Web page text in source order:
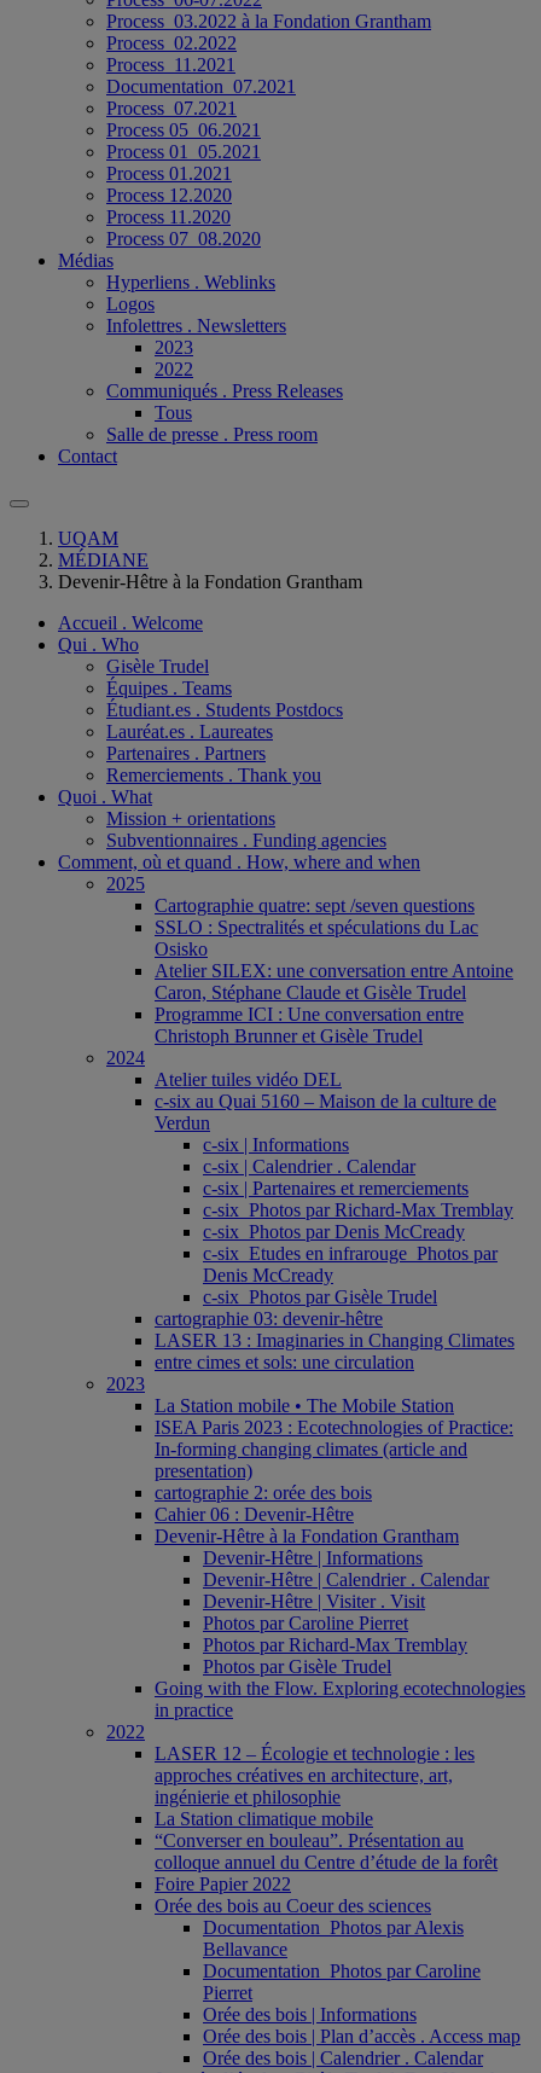
Process_03.2022 à la Fondation Grantham
Process_02.2022
Process_11.2021
Documentation_07.2021
Process_07.2021
Process 05_06.2021
Process 01_05.2021
Process 01.2021
Process 12.2020
Process 11.2020
Process 07_08.2020
Médias
Hyperliens . Weblinks
Logos
Infolettres . Newsletters
2023
2022
Communiqués . Press Releases
Tous
Salle de presse . Press room
Contact
UQAM
MÉDIANE
Devenir-Hêtre à la Fondation Grantham
Accueil . Welcome
Qui . Who
Gisèle Trudel
Équipes . Teams
Étudiant.es . Students Postdocs
Lauréat.es . Laureates
Partenaires . Partners
Remerciements . Thank you
Quoi . What
Mission + orientations
Subventionnaires . Funding agencies
Comment, où et quand . How, where and when
2025
Cartographie quatre: sept /seven questions
SSLO : Spectralités et spéculations du Lac
Osisko
Atelier SILEX: une conversation entre Antoine
Caron, Stéphane Claude et Gisèle Trudel
Programme ICI : Une conversation entre
Christoph Brunner et Gisèle Trudel
2024
Atelier tuiles vidéo DEL
c-six au Quai 5160 – Maison de la culture de
Verdun
c-six | Informations
c-six | Calendrier . Calendar
c-six | Partenaires et remerciements
c-six_Photos par Richard-Max Tremblay
c-six_Photos par Denis McCready
c-six_Etudes en infrarouge_Photos par
Denis McCready
c-six_Photos par Gisèle Trudel
cartographie 03: devenir-hêtre
LASER 13 : Imaginaries in Changing Climates
entre cimes et sols: une circulation
2023
La Station mobile • The Mobile Station
ISEA Paris 2023 : Ecotechnologies of Practice:
In-forming changing climates (article and
presentation)
cartographie 2: orée des bois
Cahier 06 : Devenir-Hêtre
Devenir-Hêtre à la Fondation Grantham
Devenir-Hêtre | Informations
Devenir-Hêtre | Calendrier . Calendar
Devenir-Hêtre | Visiter . Visit
Photos par Caroline Pierret
Photos par Richard-Max Tremblay
Photos par Gisèle Trudel
Going with the Flow. Exploring ecotechnologies
in practice
2022
LASER 12 – Écologie et technologie : les
approches créatives en architecture, art,
ingénierie et philosophie
La Station climatique mobile
“Converser en bouleau”. Présentation au
colloque annuel du Centre d’étude de la forêt
Foire Papier 2022
Orée des bois au Coeur des sciences
Documentation_Photos par Alexis
Bellavance
Documentation_Photos par Caroline
Pierret
Orée des bois | Informations
Orée des bois | Plan d’accès . Access map
Orée des bois | Calendrier . Calendar